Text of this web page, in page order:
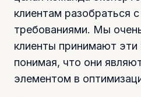
клиентам разобраться
требованиями. Мы
клиенты принимают эти
понимая, что они
элементом в